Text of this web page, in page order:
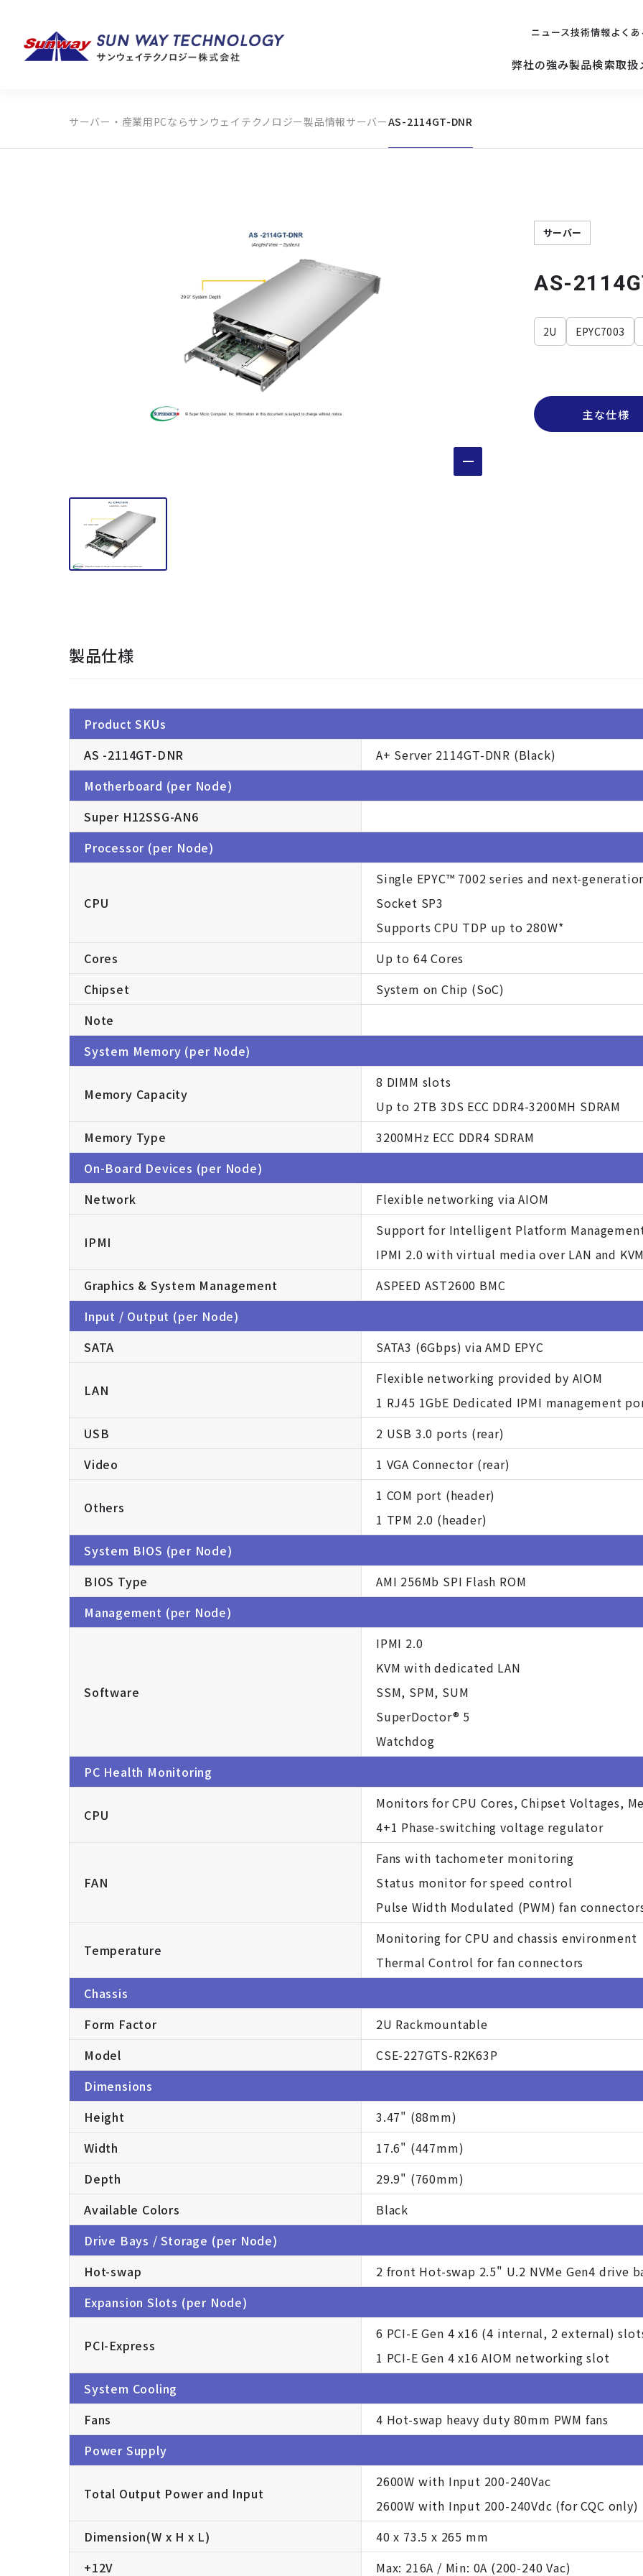
ニュース技術情報よく
弊社の強み製品検索
製品カテゴリから探す
メーカーから探す
サーバー
取扱
キッティング
ご購入を検討されている方へ
サーバー・産業用PCならサンウェイテクノロジー製品情報サーバーAS-2114GT-DNR
サーバー
AS-
2U EPYC7003
主な仕様
製品仕様
Product SKUs
AS -2114GT-DNR
A+ Server 2114GT-DNR (Black)
Motherboard (per Node)
Super H12SSG-AN6
Processor (per Node)
CPU
Single EPYC™ 7002 series and next-
Socket SP3
Supports CPU TDP up to 280W*
Cores
Up to 64 Cores
Chipset
System on Chip (SoC)
Note
System Memory (per Node)
Memory Capacity
8 DIMM slots
Up to 2TB 3DS ECC DDR4-3200MH SDRAM
Memory Type
3200MHz ECC DDR4 SDRAM
On-Board Devices (per Node)
Network
Flexible networking via AIOM
IPMI
Support for Intelligent Platform
IPMI 2.0 with virtual media over LAN and
Graphics & System Management
ASPEED AST2600 BMC
Input / Output (per Node)
SATA
SATA3 (6Gbps) via AMD EPYC
LAN
Flexible networking provided by AIOM
1 RJ45 1GbE Dedicated IPMI management
USB
2 USB 3.0 ports (rear)
Video
1 VGA Connector (rear)
Others
1 COM port (header)
1 TPM 2.0 (header)
System BIOS (per Node)
BIOS Type
AMI 256Mb SPI Flash ROM
Management (per Node)
Software
IPMI 2.0
KVM with dedicated LAN
SSM, SPM, SUM
SuperDoctor® 5
Watchdog
PC Health Monitoring
CPU
Monitors for CPU Cores, Chipset Voltages,
4+1 Phase-switching voltage regulator
FAN
Fans with tachometer monitoring
Status monitor for speed control
Pulse Width Modulated (PWM) fan
Temperature
Monitoring for CPU and chassis environment
Thermal Control for fan connectors
Chassis
Form Factor
2U Rackmountable
Model
CSE-227GTS-R2K63P
Dimensions
Height
3.47" (88mm)
Width
17.6" (447mm)
Depth
29.9" (760mm)
Available Colors
Black
Drive Bays / Storage (per Node)
Hot-swap
2 front Hot-swap 2.5" U.2 NVMe Gen4 drive
Expansion Slots (per Node)
PCI-Express
6 PCI-E Gen 4 x16 (4 internal, 2 external)
1 PCI-E Gen 4 x16 AIOM networking slot
System Cooling
Fans
4 Hot-swap heavy duty 80mm PWM fans
Power Supply
Total Output Power and Input
2600W with Input 200-240Vac
2600W with Input 200-240Vdc (for CQC only)
Dimension(W x H x L)
40 x 73.5 x 265 mm
+12V
Max: 216A / Min: 0A (200-240 Vac)